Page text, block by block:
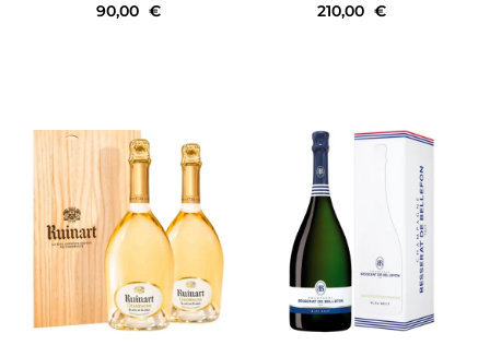
90,00 € 210,00 €